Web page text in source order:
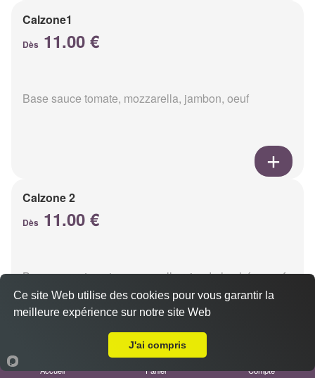
Calzone1
Dès 11.00 €
Base sauce tomate, mozzarella, jambon, oeuf
Calzone 2
Dès 11.00 €
Base sauce tomate, mozzarella, viande hachée, oeuf
Accueil Panier Compte
Ce site Web utilise des cookies pour vous garantir la
meilleure expérience sur notre site Web
J'ai compris